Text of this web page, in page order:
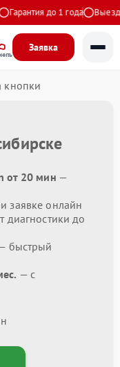
до 1 года Выезд
Заявка
кнопки
от 20 мин —
заявке онлайн
диагностики до
быстрый
— с